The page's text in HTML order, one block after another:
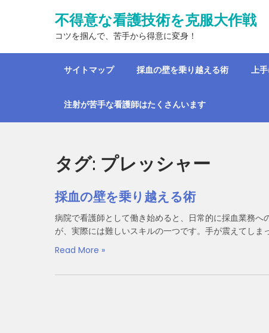
不得意な看護技術を克服大作戦
コツを掴んで、苦手から得意に変身！
サイトマップ 採血の壁を乗り越える術 上
注射が苦手な看護師はたくさんいます
タグ: プレッシャー
採血の壁を乗り越える術
病院で看護師として働き始めると、日常的に採血業務
が、実際には難しいスキルの一つです。手が震えてし
Read More »